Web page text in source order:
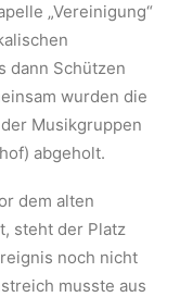
„Vereinigung“
dann Schützen
wurden die
Musikgruppen
abgeholt.
dem alten
steht der Platz
noch nicht
musste aus